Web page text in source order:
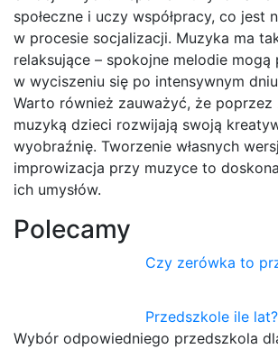
społeczne i uczy współpracy, co jest
w procesie socjalizacji. Muzyka ma
relaksujące – spokojne melodie
w wyciszeniu się po intensywnym
Warto również zauważyć, że poprzez
muzyką dzieci rozwijają swoją
wyobraźnię. Tworzenie własnych
improwizacja przy muzyce to
ich umysłów.
Polecamy
Czy zerówka to
Przedszkole ile lat?
Wybór odpowiedniego przedszkola